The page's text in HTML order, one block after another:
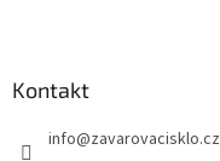
Kontakt
info@zavarovacisklo.cz